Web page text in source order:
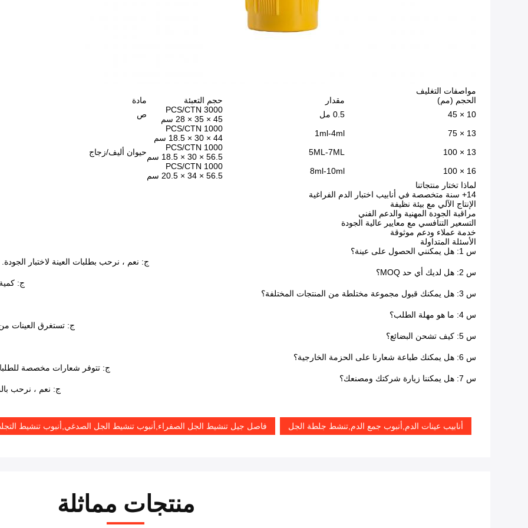
مواصفات التغليف
الحجم (مم)
مقدار حجم التعبئة
مادة
10 × 45
0.5 مل
3000 PCS/CTN
45 × 35 × 28 سم
ص
13 × 75
1ml-4ml
1000 PCS/CTN
44 × 30 × 18.5 سم
حيوان أليف/زجاج
13 × 100
5ML-7ML
1000 PCS/CTN
56.5 × 30 × 18.5 سم
16 × 100
8ml-10ml
1000 PCS/CTN
56.5 × 34 × 20.5 سم
لماذا تختار منتجاتنا
14+ سنة متخصصة في أنابيب اختبار الدم الفراغية
الإنتاج الآلي مع بيئة نظيفة
مراقبة الجودة المهنية والدعم الفني
التسعير التنافسي مع معايير عالية الجودة
خدمة عملاء ودعم موثوقة
الأسئلة المتداولة
س 1: هل يمكنني الحصول على عينة؟
ج: نعم ، نرحب بطلبات العينة لاختبار
س 2: هل لديك أي حد MOQ؟
ج: كمية الحد
س 3: هل يمكنك قبول مجموعة مختلطة من المنتجات المختلفة؟
س 4: ما هو مهلة الطلب؟
ج: تستغرق العينات من 1-3 أيام ، وعادة ما يتطلب الإنتاج الضخم 1-4 أسابيع حسب
س 5: كيف تشحن البضائع؟
س 6: هل يمكنك طباعة شعارنا على الحزمة الخارجية؟
ج: تتوفر شعارات مخصصة للطلبات التي تزيد عن 30،000 قطعة.
س 7: هل يمكننا زيارة شركتك ومصنعك؟
ج: نعم ، نرحب
أنابيب عينات الدم,أنبوب جمع الدم,تنشط جلطة الجل فاصل جيل تنشيط الجل الصفراء,أنبوب تنشيط الجل الصدغي,أنبوب تنشيط التجلط
منتجات مماثلة